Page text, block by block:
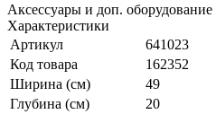
Аксессуары и доп. оборудование
Характеристики
Артикул
641023
Код товара
162352
Ширина (см)
49
Глубина (см)
20